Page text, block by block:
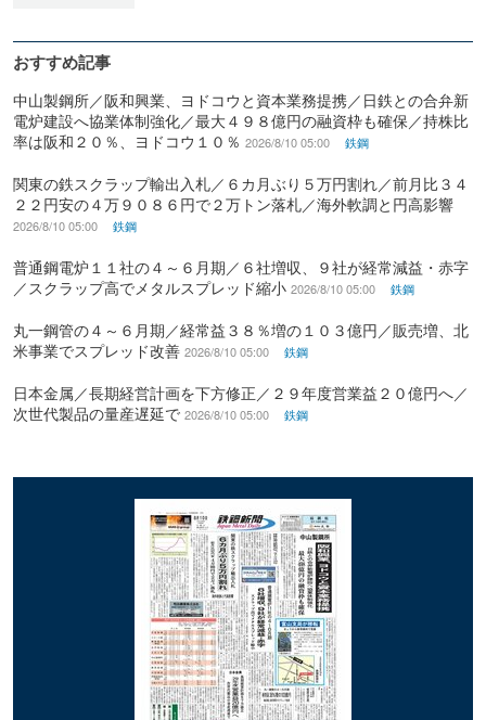
おすすめ記事
中山製鋼所／阪和興業、ヨドコウと資本業務提携／日鉄との合弁新
電炉建設へ協業体制強化／最大４９８億円の融資枠も確保／持株比
率は阪和２０％、ヨドコウ１０％ 2026/8/10 05:00 鉄鋼
関東の鉄スクラップ輸出入札／６カ月ぶり５万円割れ／前月比３４
２２円安の４万９０８６円で２万トン落札／海外軟調と円高影響
2026/8/10 05:00 鉄鋼
普通鋼電炉１１社の４～６月期／６社増収、９社が経常減益・赤字
／スクラップ高でメタルスプレッド縮小 2026/8/10 05:00 鉄鋼
丸一鋼管の４～６月期／経常益３８％増の１０３億円／販売増、北
米事業でスプレッド改善 2026/8/10 05:00 鉄鋼
日本金属／長期経営計画を下方修正／２９年度営業益２０億円へ／
次世代製品の量産遅延で 2026/8/10 05:00 鉄鋼